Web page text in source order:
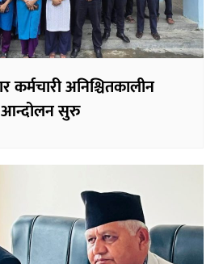
कर्मचारी अनिश्चितकालीन
आन्दोलन सुरु